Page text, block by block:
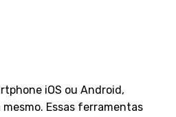
iOS ou Android,
Essas ferramentas